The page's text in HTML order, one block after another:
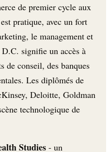
de premier cycle aux
pratique, avec un fort
le management et
signifie un accès à
de conseil, des banques
Les diplômés de
Deloitte, Goldman
technologique de
Studies - un